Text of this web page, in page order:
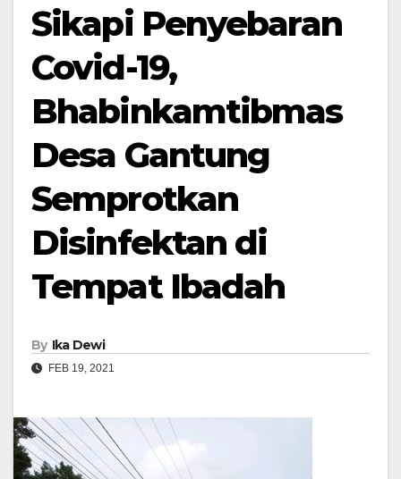
Sikapi Penyebaran
Covid-19,
Bhabinkamtibmas
Desa Gantung
Semprotkan
Disinfektan di
Tempat Ibadah
By Ika Dewi
FEB 19, 2021